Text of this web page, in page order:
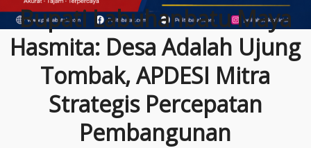
Bupati Labuhanbatu Maya
Hasmita: Desa Adalah Ujung
Tombak, APDESI Mitra
Strategis Percepatan
Pembangunan